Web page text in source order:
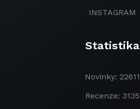
INSTAGRAM
Statistika
Novinky: 22611
Recenze: 3135